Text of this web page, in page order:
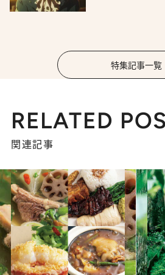
特集記事一覧
RELATED
関連記事